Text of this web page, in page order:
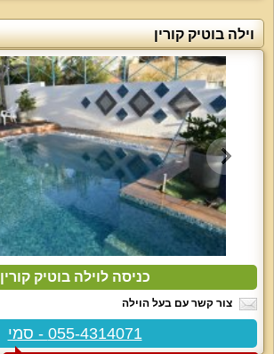
וילה בוטיק קורין
כניסה לוילה בוטיק קורין
צור קשר עם בעל הוילה
055-4314071 - סמי